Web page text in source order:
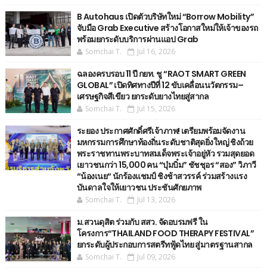
B Autohaus เปิดตัวบริษัทใหม่ “Borrow Mobility”
จับมือ Grab Executive สร้างโอกาสใหม่ให้เจ้าของรถ
พร้อมยกระดับบริการผ่านแอป Grab
Somchai T. Jul 16, 2026
ฉลองครบรอบ 11 ปี กยท. ชู “RAOT SMART GREEN
GLOBAL” เปิดทิศทางปีที่ 12 ขับเคลื่อนนวัตกรรม–
เศรษฐกิจสีเขียว ยกระดับยางไทยสู่สากล
Somchai T. Jul 15, 2026
ระยอง ประกาศศักดิ์ศรีเจ้าภาพ! เตรียมพร้อมจัดงาน
มหกรรมการศึกษาท้องถิ่นระดับชาติสุดยิ่งใหญ่ ชิงถ้วย
พระราชทานพระบาทสมเด็จพระเจ้าอยู่หัว รวมสุดยอด
เยาวชนกว่า 15,000 คน “บุ๋มบิ๋ม” ชัชชุอร “สอง” วิภาวี
“น้องเนย“ นักร้องแชมป์ ชิงช้าสวรรค์ ร่วมสร้างแรง
บันดาลใจให้เยาวชน ประชันศักยภาพ
Somchai T. Jul 13, 2026
ม.สวนดุสิต ร่วมกับ สสว. จัดอบรมฟรี ใน
โครงการ“THAILAND FOOD THERAPY FESTIVAL”
ยกระดับผู้ประกอบการสตรีทฟู้ดไทย สู่มาตรฐานสากล
Somchai T. Jul 09, 2026